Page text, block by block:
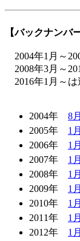
【バックナンバ
2004年1月～
2008年3月～
2016年1月～は
2004年 8
2005年 1
2006年 1
2007年 1
2008年 1
2009年 1
2010年 1
2011年 1
2012年 1